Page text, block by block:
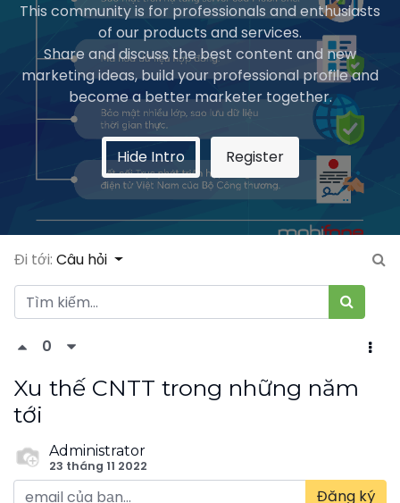
This community is for professionals and enthusiasts
of our products and services.
Share and discuss the best content and new
marketing ideas, build your professional profile and
become a better marketer together.
Hide Intro Register
Đi tới: Câu hỏi
0
Xu thế CNTT trong những năm
tới
Administrator
23 tháng 11 2022
Đăng ký